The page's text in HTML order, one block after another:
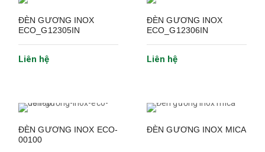
ĐÈN GƯƠNG INOX
ECO_G12305IN
Liên hệ
ĐÈN GƯƠNG INOX
ECO_G12306IN
Liên hệ
ĐÈN GƯƠNG INOX ECO-
00100
ĐÈN GƯƠNG INOX MICA